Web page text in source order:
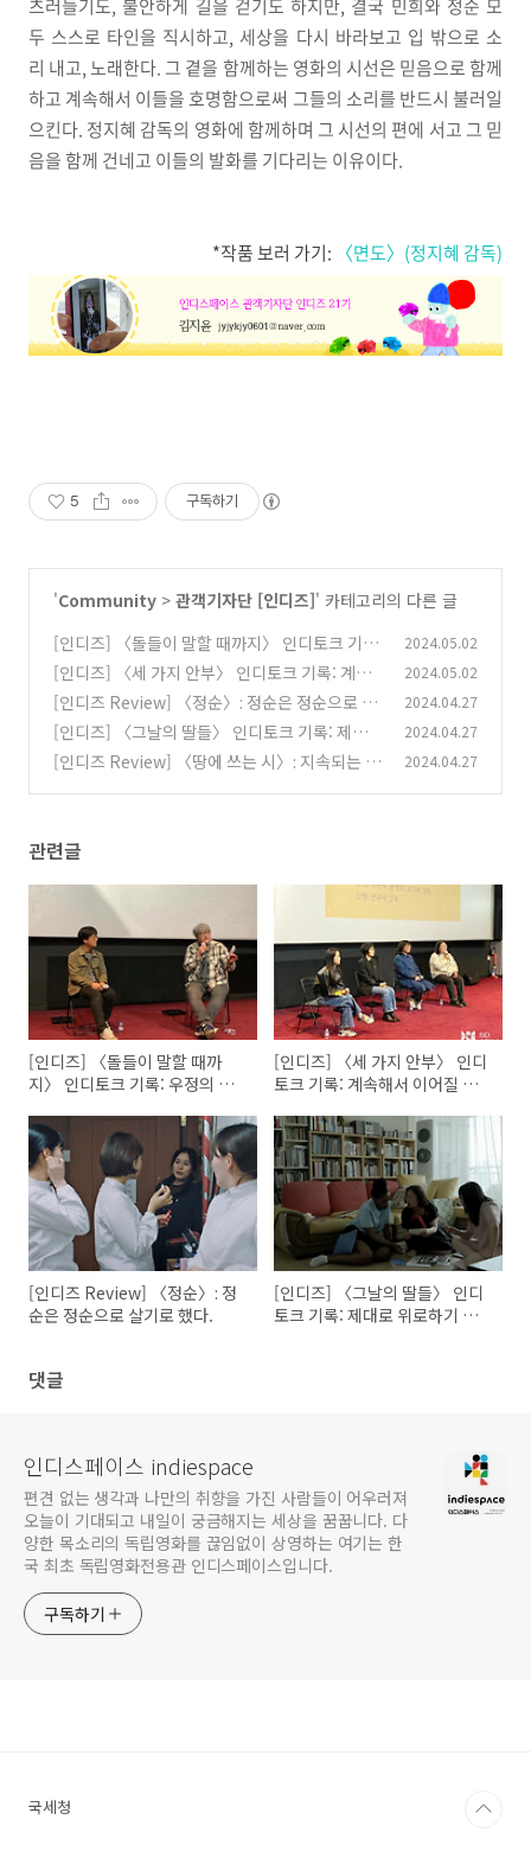
츠러들기도, 불안하게 길을 걷기도 하지만, 결국 민희와 정순 모
두 스스로 타인을 직시하고, 세상을 다시 바라보고 입 밖으로 소
리 내고, 노래한다. 그 곁을 함께하는 영화의 시선은 믿음으로 함께
하고 계속해서 이들을 호명함으로써 그들의 소리를 반드시 불러일
으킨다. 정지혜 감독의 영화에 함께하며 그 시선의 편에 서고 그 믿
음을 함께 건네고 이들의 발화를 기다리는 이유이다.
*작품 보러 가기: 〈면도〉(정지혜 감독)
5 구독하기
'Community > 관객기자단 [인디즈]' 카테고리의 다른 글
[인디즈] 〈돌들이 말할 때까지〉 인디토크 기록:
우정의 이름으로 (0)
2024.05.02
[인디즈] 〈세 가지 안부〉 인디토크 기록: 계속
해서 이어질 너와 나, 우리의 세월 (0)
2024.05.02
[인디즈 Review] 〈정순〉: 정순은 정순으로 살
기로 했다.
(0)
2024.04.27
[인디즈] 〈그날의 딸들〉 인디토크 기록: 제대로
위로하기 위하여
(0)
2024.04.27
[인디즈 Review] 〈땅에 쓰는 시〉: 지속되는 아
2024.04.27
관련글
[인디즈] 〈돌들이 말할 때까
지〉 인디토크 기록: 우정의 이
[인디즈] 〈세 가지 안부〉 인디
토크 기록: 계속해서 이어질 너
[인디즈 Review] 〈정순〉: 정
순은 정순으로 살기로 했다.
[인디즈] 〈그날의 딸들〉 인디
토크 기록: 제대로 위로하기 위
댓글
인디스페이스 indiespace
편견 없는 생각과 나만의 취향을 가진 사람들이 어우러져
오늘이 기대되고 내일이 궁금해지는 세상을 꿈꿉니다. 다
양한 목소리의 독립영화를 끊임없이 상영하는 여기는 한
국 최초 독립영화전용관 인디스페이스입니다.
구독하기
국세청